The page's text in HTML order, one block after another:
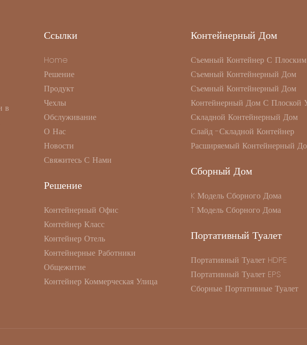
в
Ссылки
Home
Решение
Продукт
Чехлы
Обслуживание
О Нас
Новости
Свяжитесь С Нами
Решение
Контейнерный Офис
Контейнер Класс
Контейнер Отель
Контейнерные Работники
Общежитие
Контейнер Коммерческая Улица
Контейнерный Дом
Съемный Контейнер С
Съемный Контейнерный Дом
Съемный Контейнерный Дом
Контейнерный Дом С Плоской
Складной Контейнерный Дом
Слайд -складной Контейнер
Расширяемый Контейнерный
Сборный Дом
K Модель Сборного Дома
T Модель Сборного Дома
Портативный Туалет
Портативный Туалет HDPE
Портативный Туалет EPS
Сборные Портативные Туалет